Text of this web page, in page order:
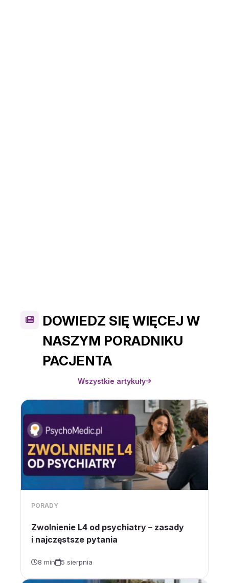
DOWIEDZ SIĘ WIĘCEJ W
NASZYM PORADNIKU
PACJENTA
Wszystkie artykuły
PORADY
Zwolnienie L4 od psychiatry – zasady
i najczęstsze pytania
8 min 5 sierpnia